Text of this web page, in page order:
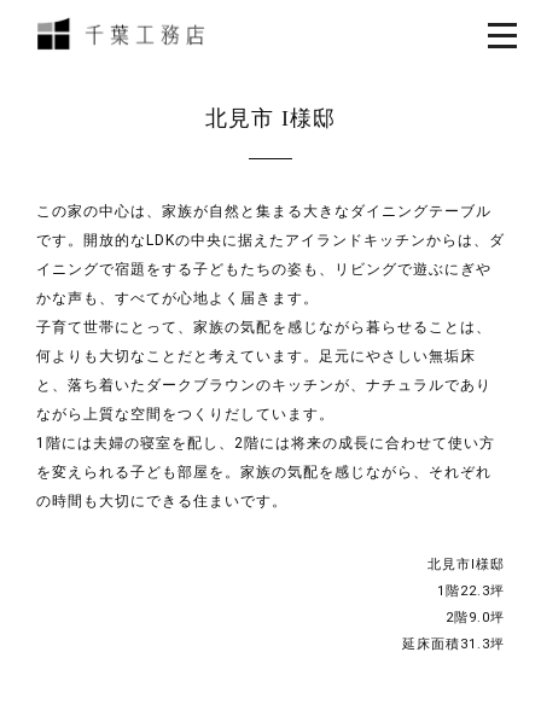
北見市 I様邸
この家の中心は、家族が自然と集まる大きなダイニングテーブル
です。開放的なLDKの中央に据えたアイランドキッチンからは、ダ
イニングで宿題をする子どもたちの姿も、リビングで遊ぶにぎや
かな声も、すべてが心地よく届きます。
子育て世帯にとって、家族の気配を感じながら暮らせることは、
何よりも大切なことだと考えています。足元にやさしい無垢床
と、落ち着いたダークブラウンのキッチンが、ナチュラルであり
ながら上質な空間をつくりだしています。
1階には夫婦の寝室を配し、2階には将来の成長に合わせて使い方
を変えられる子ども部屋を。家族の気配を感じながら、それぞれ
の時間も大切にできる住まいです。
北見市I様邸
1階22.3坪
2階9.0坪
延床面積31.3坪